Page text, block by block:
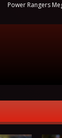
Power Rangers